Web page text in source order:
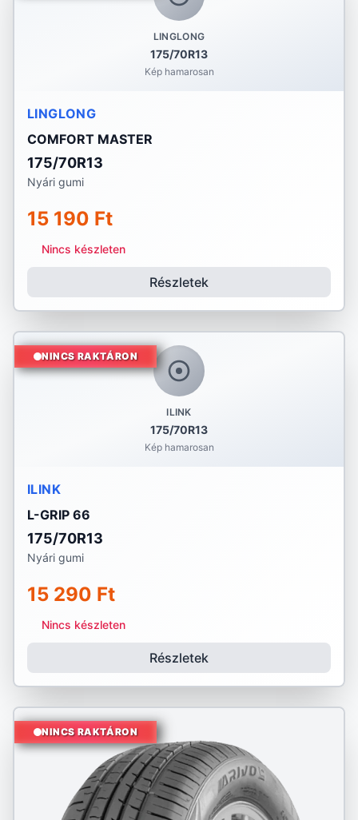
LINGLONG
175/70R13
Kép hamarosan
LINGLONG
COMFORT MASTER
175/70R13
Nyári gumi
15 190 Ft
Nincs készleten
Részletek
ILINK
175/70R13
Kép hamarosan
NINCS RAKTÁRON
ILINK
L-GRIP 66
175/70R13
Nyári gumi
15 290 Ft
Nincs készleten
Részletek
NINCS RAKTÁRON